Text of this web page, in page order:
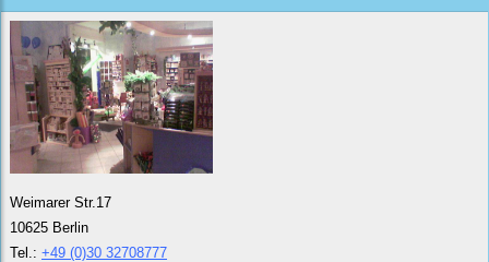
Weimarer Str.17
10625 Berlin
Tel.: +49 (0)30 32708777